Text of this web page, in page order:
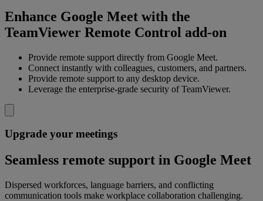
Enhance Google Meet with the
TeamViewer Remote Control add-on
Provide remote support directly from Google Meet.
Connect instantly with colleagues, customers, and partners.
Provide remote support to any desktop device.
Leverage the enterprise-grade security of TeamViewer.
Upgrade your meetings
Seamless remote support in Google Meet
Dispersed workforces, language barriers, and conflicting
communication tools make workplace collaboration challenging.